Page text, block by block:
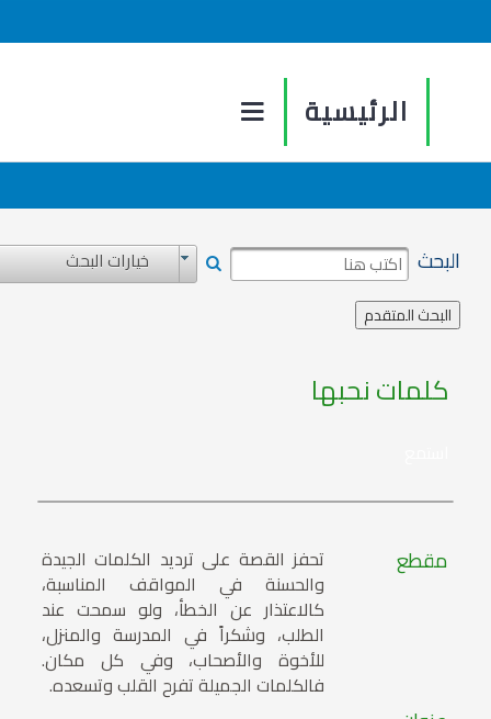
الرئيسية
البحث خيارات البحث
كلمات نحبها
مقطع تحفز القصة على ترديد الكلمات الجيدة
والحسنة في المواقف المناسبة،
كالاعتذار عن الخطأ، ولو سمحت عند
الطلب، وشكراً في المدرسة والمنزل،
للأخوة والأصحاب، وفي كل مكان.
فالكلمات الجميلة تفرح القلب وتسعده.